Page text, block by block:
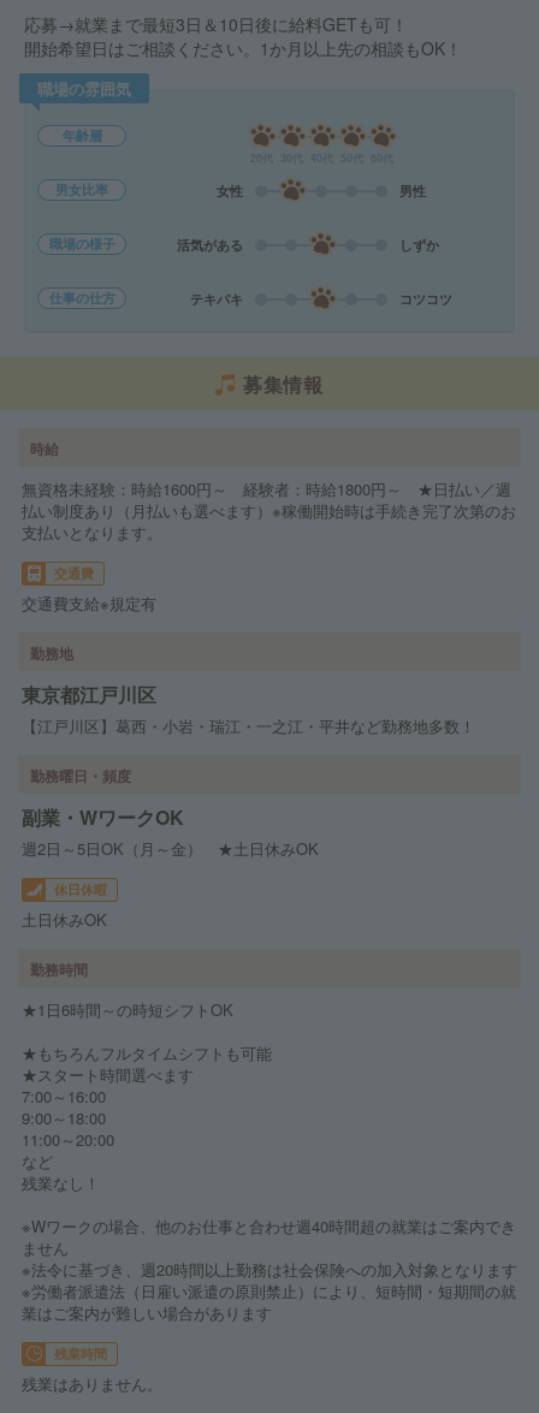
応募→就業まで最短3日＆10日後に給料GETも可！
開始希望日はご相談ください。1か月以上先の相談もOK！
職場の雰囲気
年齢層
男女比率 女性 男性
職場の様子 活気がある しずか
仕事の仕方 テキパキ コツコツ
募集情報
時給
無資格未経験：時給1600円～ 経験者：時給1800円～ ★日払い／週
払い制度あり（月払いも選べます）※稼働開始時は手続き完了次第のお
支払いとなります。
交通費
交通費支給※規定有
勤務地
東京都江戸川区
【江戸川区】葛西・小岩・瑞江・一之江・平井など勤務地多数！
勤務曜日・頻度
副業・WワークOK
週2日～5日OK（月～金） ★土日休みOK
休日休暇
土日休みOK
勤務時間
★1日6時間～の時短シフトOK
★もちろんフルタイムシフトも可能
★スタート時間選べます
7:00～16:00
9:00～18:00
11:00～20:00
など
残業なし！
※Wワークの場合、他のお仕事と合わせ週40時間超の就業はご案内でき
ません
※法令に基づき、週20時間以上勤務は社会保険への加入対象となります
※労働者派遣法（日雇い派遣の原則禁止）により、短時間・短期間の就
業はご案内が難しい場合があります
残業時間
残業はありません。